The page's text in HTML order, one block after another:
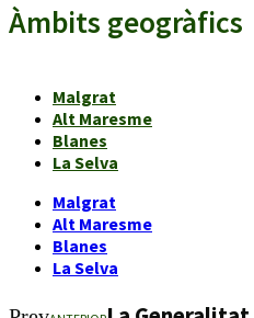
Àmbits geogràfics
Malgrat
Alt Maresme
Blanes
La Selva
Malgrat
Alt Maresme
Blanes
La Selva